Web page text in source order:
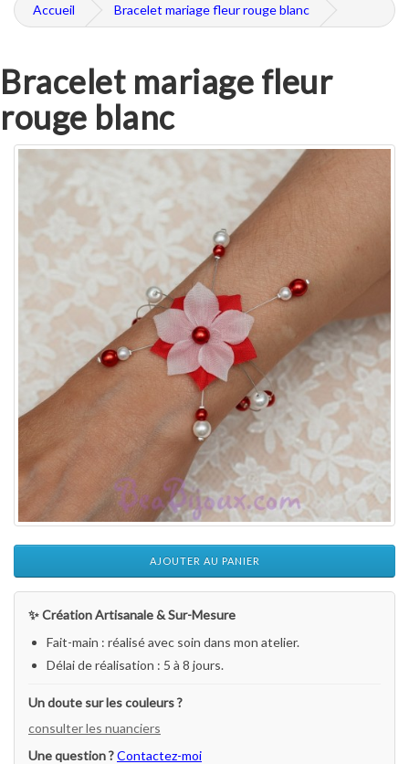
Accueil Bracelet mariage fleur rouge blanc
Bracelet mariage fleur
rouge blanc
AJOUTER AU PANIER
✨ Création Artisanale & Sur-Mesure
Fait-main : réalisé avec soin dans mon atelier.
Délai de réalisation : 5 à 8 jours.
Un doute sur les couleurs ?
consulter les nuanciers
Une question ?Contactez-moi